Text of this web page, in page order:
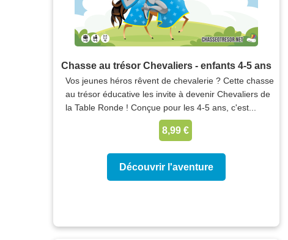
Chasse au trésor Chevaliers - enfants 4-5 ans
Vos jeunes héros rêvent de chevalerie ? Cette chasse
au trésor éducative les invite à devenir Chevaliers de
la Table Ronde ! Conçue pour les 4-5 ans, c'est...
8,99 €
Découvrir l'aventure